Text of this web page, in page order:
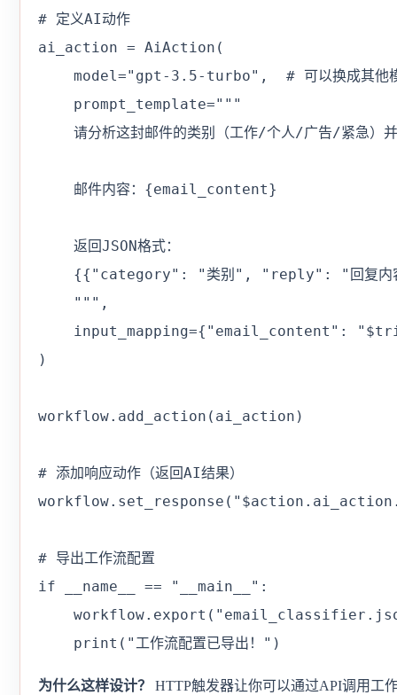
# 定义AI动作
ai_action = AiAction(
model="gpt-3.5-turbo",  # 可以换成其他
    prompt_template="""
请分析这封邮件的类别（工作/个人/广告/紧急）
    邮件内容：{email_content}
    返回JSON格式：
{{"category": "类别", "reply": "回复内
    """,
input_mapping={"email_content":
)
workflow.add_action(ai_action)
# 添加响应动作（返回AI结果）
# 导出工作流配置
if __name__ == "__main__":
    print("工作流配置已导出！")
为什么这样设计？ HTTP触发器让你可以通过API调用工